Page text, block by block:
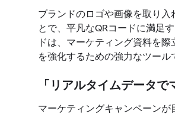
ブランドのロゴや画像を取り入
とで、平凡なQRコードに満足
ドは、マーケティング資料を
を強化するための強力なツール
「リアルタイムデータで
マーケティングキャンペーン